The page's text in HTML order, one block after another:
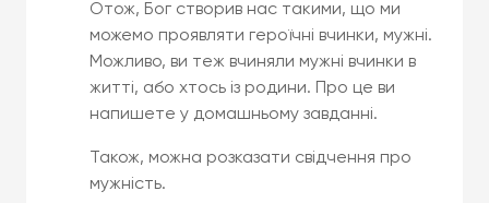
Отож, Бог створив нас такими, що ми
можемо проявляти героїчні вчинки, мужні.
Можливо, ви теж вчиняли мужні вчинки в
житті, або хтось із родини. Про це ви
напишете у домашньому завданні.
Також, можна розказати свідчення про
мужність.